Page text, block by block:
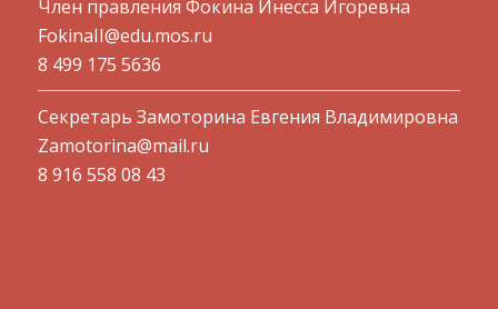
Член правления Фокина Инесса Игоревна
FokinaII@edu.mos.ru
8 499 175 5636
Секретарь Замоторина Евгения Владимировна
Zamotorina@mail.ru
8 916 558 08 43